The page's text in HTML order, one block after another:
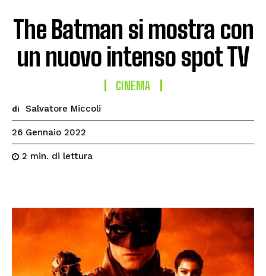
The Batman si mostra con
un nuovo intenso spot TV
CINEMA
di Salvatore Miccoli
26 Gennaio 2022
2 min. di lettura